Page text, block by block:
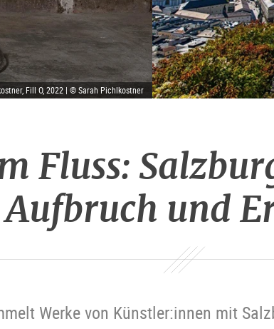
Fill O, 2022 | © Sarah Pichlkostner
Fluss:
und
Werke von Künstler:innen mit